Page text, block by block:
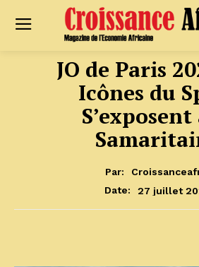
JO de Paris
Icônes du
Par:
Date:
27 juillet